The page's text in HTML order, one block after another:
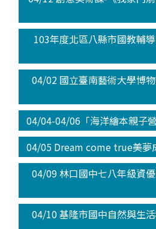
103年度北區八縣市國教輔
04/02 國立臺南藝術大學博
04/04-04/06「海洋繪本親子
04/05 Dream come true美夢
04/09 林口國中七八年級資
04/10 基隆市國中自然與生